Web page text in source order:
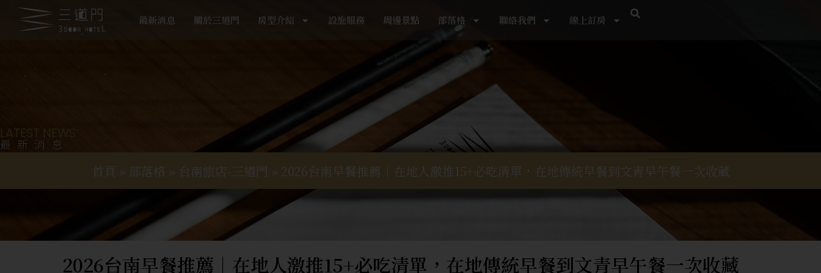
最新消息 關於三道門 房型介紹 設施服務 周邊景點 部落格 聯絡我們 線上訂房
LATEST NEWS
最新消息
首頁 » 部落格 » 台南旅店-三道門 » 2026台南早餐推薦｜在地人激推15+必吃清單，在地傳統早餐到文青早午餐一次收藏
2026台南早餐推薦｜在地人激推15+必吃清單，在地傳統早餐到文青早午餐一次收藏